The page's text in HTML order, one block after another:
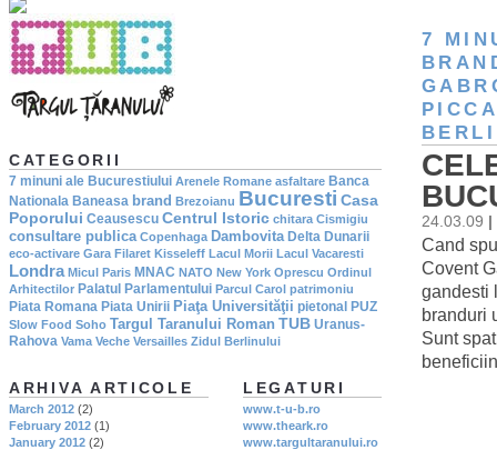
7
24.03.09 |
Cand
Covent
gandesti
branduri
Sunt
CATEGORII
7 minuni ale Bucurestiului Arenele Romane asfaltare Banca
Nationala Baneasa brand Brezoianu Bucuresti Casa
Poporului Ceausescu Centrul Istoric chitara Cismigiu
consultare publica Copenhaga Dambovita Delta Dunarii
eco-activare Gara Filaret Kisseleff Lacul Morii Lacul Vacaresti
Londra Micul Paris MNAC NATO New York Oprescu Ordinul
Arhitectilor Palatul Parlamentului Parcul Carol patrimoniu
Piata Romana Piata Unirii Piaţa Universităţii pietonal PUZ
Slow Food Soho Targul Taranului Roman TUB Uranus-
Rahova Vama Veche Versailles Zidul Berlinului
LEGATURI
www.t-u-b.ro
www.theark.ro
www.targultaranului.ro
ARHIVA ARTICOLE
March 2012 (2)
February 2012 (1)
January 2012 (2)